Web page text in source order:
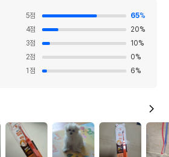
5점 65%
4점 20%
3점 10%
2점 0%
1 점 6%